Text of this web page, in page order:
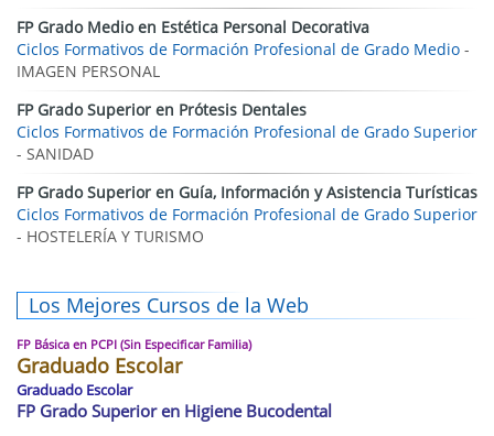
FP Grado Medio en Estética Personal Decorativa
Ciclos Formativos de Formación Profesional de Grado Medio -
IMAGEN PERSONAL
FP Grado Superior en Prótesis Dentales
Ciclos Formativos de Formación Profesional de Grado Superior
- SANIDAD
FP Grado Superior en Guía, Información y Asistencia Turísticas
Ciclos Formativos de Formación Profesional de Grado Superior
- HOSTELERÍA Y TURISMO
Los Mejores Cursos de la Web
FP Básica en PCPI (Sin Especificar Familia)
Graduado Escolar
Graduado Escolar
FP Grado Superior en Higiene Bucodental